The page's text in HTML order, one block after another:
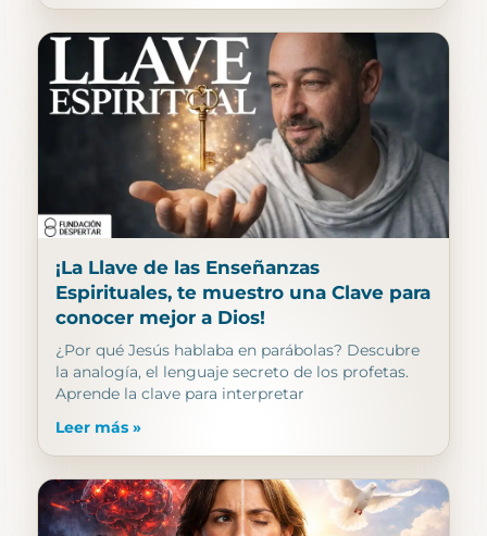
¡La Llave de las Enseñanzas
Espirituales, te muestro una Clave para
conocer mejor a Dios!
¿Por qué Jesús hablaba en parábolas? Descubre
la analogía, el lenguaje secreto de los profetas.
Aprende la clave para interpretar
Leer más »